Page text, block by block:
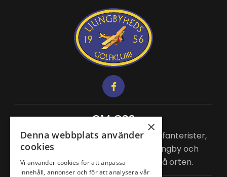
OM OSS
Alltsedan slutet av 1600-talet har infanterister,
dragoner och husarer
övat på Ljungby och
Bonarps hedar,därav namnet på orten.
×
Denna webbplats använder
cookies
Vi använder cookies för att anpassa
innehåll, annonser och för att analysera vår